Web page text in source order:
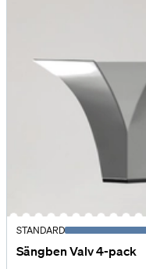
STANDARD
Sängben Valv 4-pack